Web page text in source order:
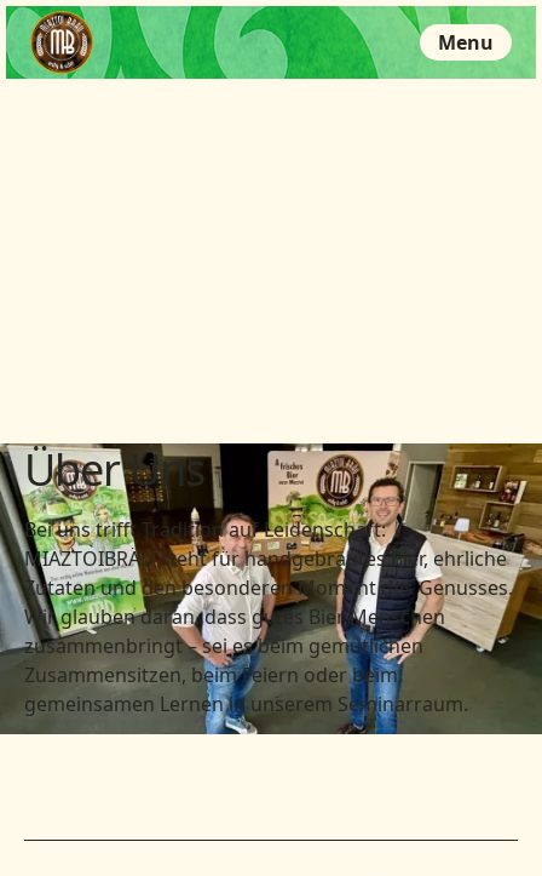
Menu
Über Uns
Bei uns trifft Tradition auf Leidenschaft:
MIAZTOIBRÄU steht für handgebrautes Bier, ehrliche
Zutaten und den besonderen Moment des Genusses.
Wir glauben daran, dass gutes Bier Menschen
zusammenbringt – sei es beim gemütlichen
Zusammensitzen, beim Feiern oder beim
gemeinsamen Lernen in unserem Seminarraum.